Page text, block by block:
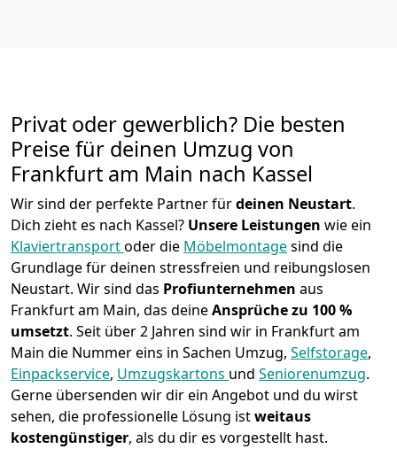
Privat oder gewerblich? Die besten
Preise für deinen Umzug von
Frankfurt am Main nach Kassel
Wir sind der perfekte Partner fürdeinen Neustart.
Dich zieht es nach Kassel? Unsere Leistungen wie ein
Klaviertransportoder die Möbelmontagesind die
Grundlage für deinen stressfreien und reibungslosen
Neustart. Wir sind das Profiunternehmen aus
Frankfurt am Main, das deineAnsprüche zu 100 %
umsetzt. Seit über 2 Jahren sind wir in Frankfurt am
Main die Nummer eins in Sachen Umzug, Selfstorage,
Einpackservice, Umzugskartons und Seniorenumzug.
Gerne übersenden wir dir ein Angebot und du wirst
sehen, die professionelle Lösung istweitaus
kostengünstiger, als du dir es vorgestellt hast.